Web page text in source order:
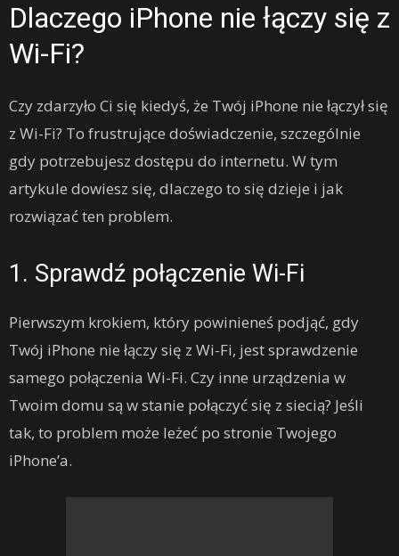
Dlaczego iPhone nie łączy się z
Wi-Fi?
Czy zdarzyło Ci się kiedyś, że Twój iPhone nie łączył się
z Wi-Fi? To frustrujące doświadczenie, szczególnie
gdy potrzebujesz dostępu do internetu. W tym
artykule dowiesz się, dlaczego to się dzieje i jak
rozwiązać ten problem.
1. Sprawdź połączenie Wi-Fi
Pierwszym krokiem, który powinieneś podjąć, gdy
Twój iPhone nie łączy się z Wi-Fi, jest sprawdzenie
samego połączenia Wi-Fi. Czy inne urządzenia w
Twoim domu są w stanie połączyć się z siecią? Jeśli
tak, to problem może leżeć po stronie Twojego
iPhone’a.